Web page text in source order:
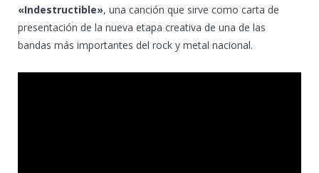
«Indestructible», una canción que sirve como carta de
presentación de la nueva etapa creativa de una de las
bandas más importantes del rock y metal nacional.